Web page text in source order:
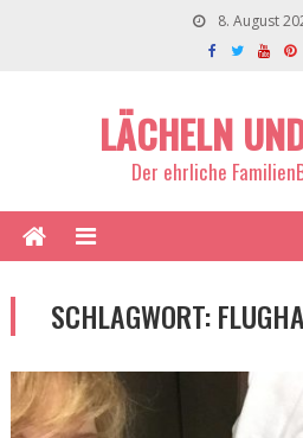
8. August
LÄCHELN
Der ehrliche
SCHLAGWORT: